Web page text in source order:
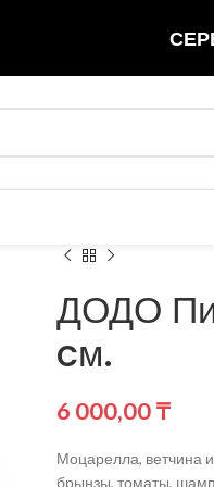
ДОДО
cм.
6 000,00₸
Моцарелла, ветчина
брынзы, томаты,